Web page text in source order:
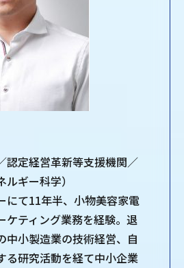
認定経営革新等支援機関／
ギー科学）
にて11年半、小物美容家電
ケティング業務を経験。退
中小製造業の技術経営、自
る研究活動を経て中小企業